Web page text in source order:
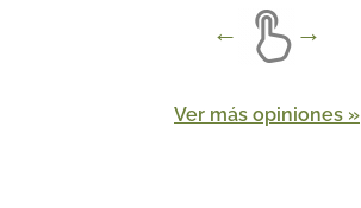
Ver más opiniones »